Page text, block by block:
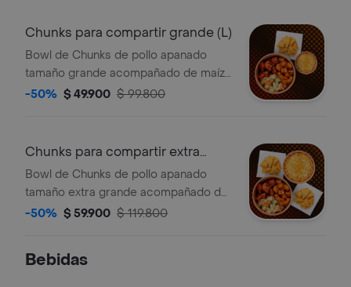
Chunks para compartir grande (L)
Bowl de Chunks de pollo apanado
tamaño grande acompañado de maíz
dulce con queso y nachos.(Sugerido
-50% $ 49.900 $ 99.800
Chunks para compartir extra
grande (XL)
Bowl de Chunks de pollo apanado
tamaño extra grande acompañado de
maíz dulce con queso y nachos.
-50% $ 59.900 $ 119.800
Bebidas